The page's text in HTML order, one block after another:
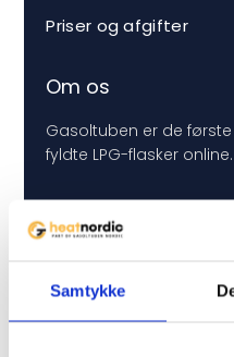
Samtykke
Priser og afgifter
Om os
Gasoltuben er de
fyldte LPG-flasker online.
Følg os på